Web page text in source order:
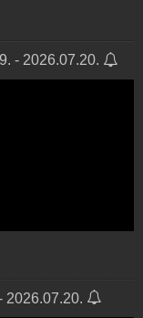
- 2026.07.20.
2026.07.20.